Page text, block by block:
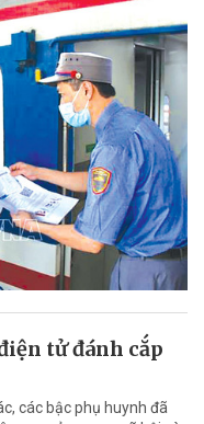
tử đánh cắp
các bậc phụ huynh đã